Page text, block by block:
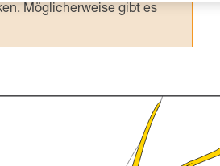
Möglicherweise gibt es